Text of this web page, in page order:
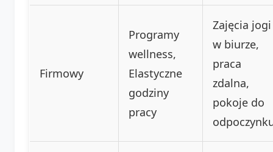
Firmowy
Programy
wellness,
Elastyczne
godziny
pracy
Zajęcia jogi
w biurze,
praca
zdalna,
pokoje do